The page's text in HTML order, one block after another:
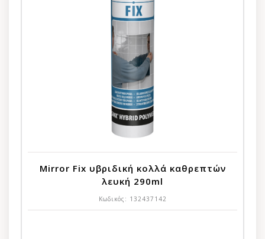
Mirror Fix υβριδική κολλά καθρεπτών
λευκή 290ml
Κωδικός: 132437142